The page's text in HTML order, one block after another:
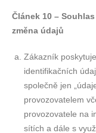
Článek 10 –
změna údajů
Zákazník
identifikačních
společně jen
provozovatelem
provozovatele na
sítích a dále s